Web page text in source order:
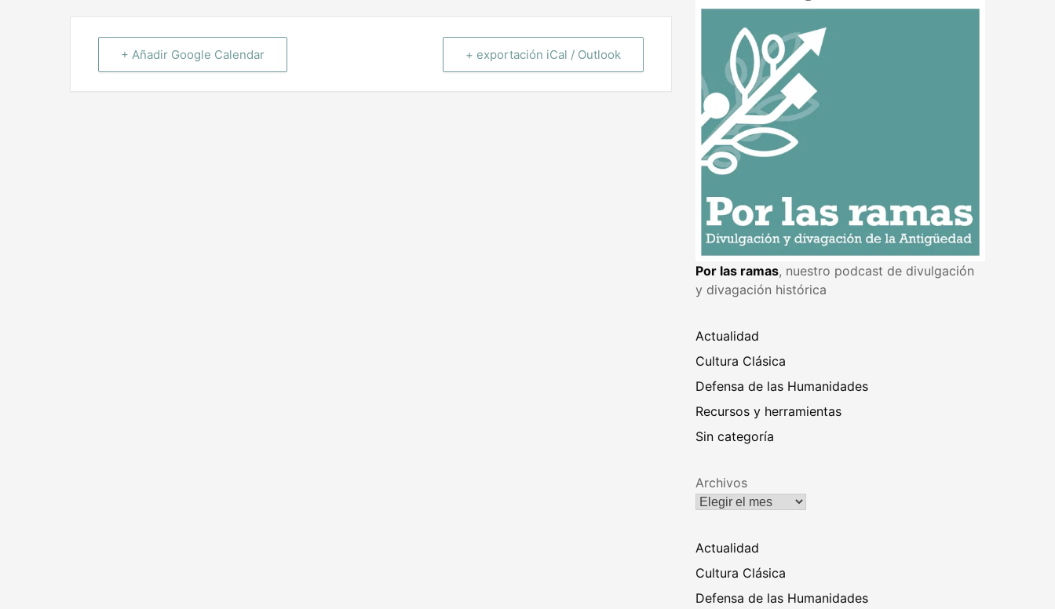
+ Añadir Google Calendar + exportación iCal / Outlook
Por las ramas, nuestro podcast de divulgación
y divagación histórica
Actualidad
Cultura Clásica
Defensa de las Humanidades
Recursos y herramientas
Sin categoría
Archivos
Actualidad
Cultura Clásica
Defensa de las Humanidades